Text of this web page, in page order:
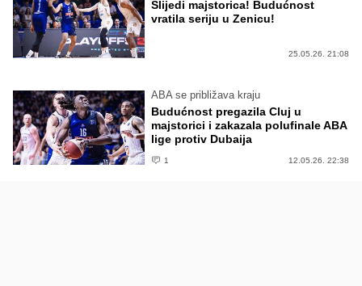
Slijedi majstorica! Budućnost
vratila seriju u Zenicu!
25.05.26. 21:08
ABA se približava kraju
Budućnost pregazila Cluj u
majstorici i zakazala polufinale ABA
lige protiv Dubaija
1 12.05.26. 22:38